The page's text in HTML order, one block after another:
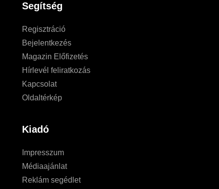
Segítség
Regisztráció
Bejelentkezés
Magazin Előfizetés
Hírlevél feliratkozás
Kapcsolat
Oldaltérkép
Kiadó
Impresszum
Médiaajánlat
Reklám segédlet